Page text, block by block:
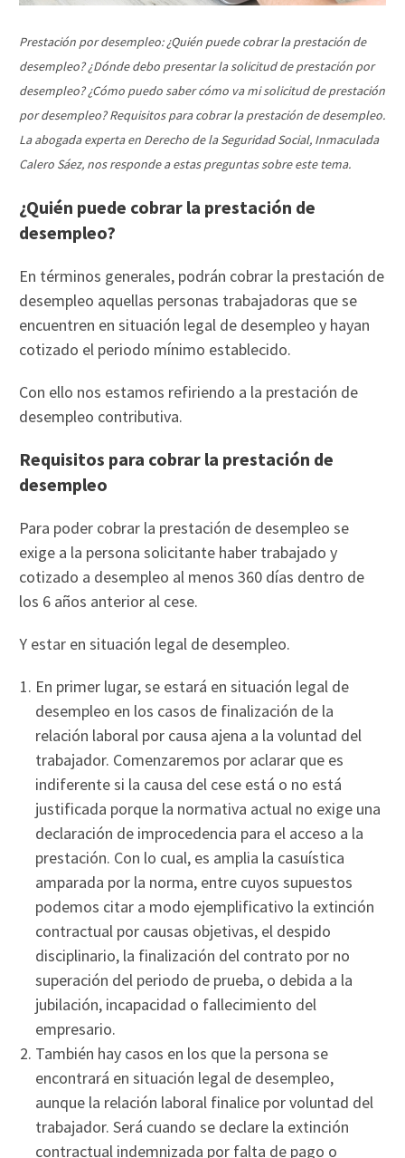
Prestación por desempleo: ¿Quién puede cobrar la prestación de
desempleo? ¿Dónde debo presentar la solicitud de prestación por
desempleo? ¿Cómo puedo saber cómo va mi solicitud de prestación
por desempleo? Requisitos para cobrar la prestación de desempleo.
La abogada experta en Derecho de la Seguridad Social, Inmaculada
Calero Sáez, nos responde a estas preguntas sobre este tema.
¿Quién puede cobrar la prestación de
desempleo?
En términos generales, podrán cobrar la prestación de
desempleo aquellas personas trabajadoras que se
encuentren en situación legal de desempleo y hayan
cotizado el periodo mínimo establecido.
Con ello nos estamos refiriendo a la prestación de
desempleo contributiva.
Requisitos para cobrar la prestación de
desempleo
Para poder cobrar la prestación de desempleo se
exige a la persona solicitante haber trabajado y
cotizado a desempleo al menos 360 días dentro de
los 6 años anterior al cese.
Y estar en situación legal de desempleo.
En primer lugar, se estará en situación legal de
desempleo en los casos de finalización de la
relación laboral por causa ajena a la voluntad del
trabajador. Comenzaremos por aclarar que es
indiferente si la causa del cese está o no está
justificada porque la normativa actual no exige una
declaración de improcedencia para el acceso a la
prestación. Con lo cual, es amplia la casuística
amparada por la norma, entre cuyos supuestos
podemos citar a modo ejemplificativo la extinción
contractual por causas objetivas, el despido
disciplinario, la finalización del contrato por no
superación del periodo de prueba, o debida a la
jubilación, incapacidad o fallecimiento del
empresario.
También hay casos en los que la persona se
encontrará en situación legal de desempleo,
aunque la relación laboral finalice por voluntad del
trabajador. Será cuando se declare la extinción
contractual indemnizada por falta de pago o